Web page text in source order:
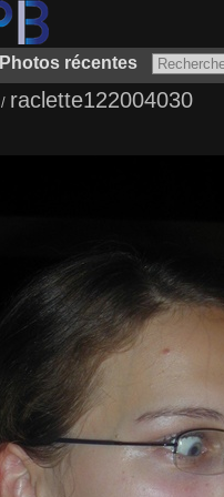
Photos récentes
/ raclette122004030